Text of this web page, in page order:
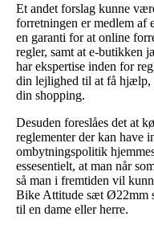
Et andet forslag kunne
forretningen er medlem af
en garanti for at online
regler, samt at e-butikken
har ekspertise inden for
din lejlighed til at få hjælp,
din shopping.
Desuden foreslåes det at
reglementer der kan have
ombytningspolitik
essesentielt, at man når
så man i fremtiden vil
Bike Attitude sæt Ø22mm
til en dame eller herre.